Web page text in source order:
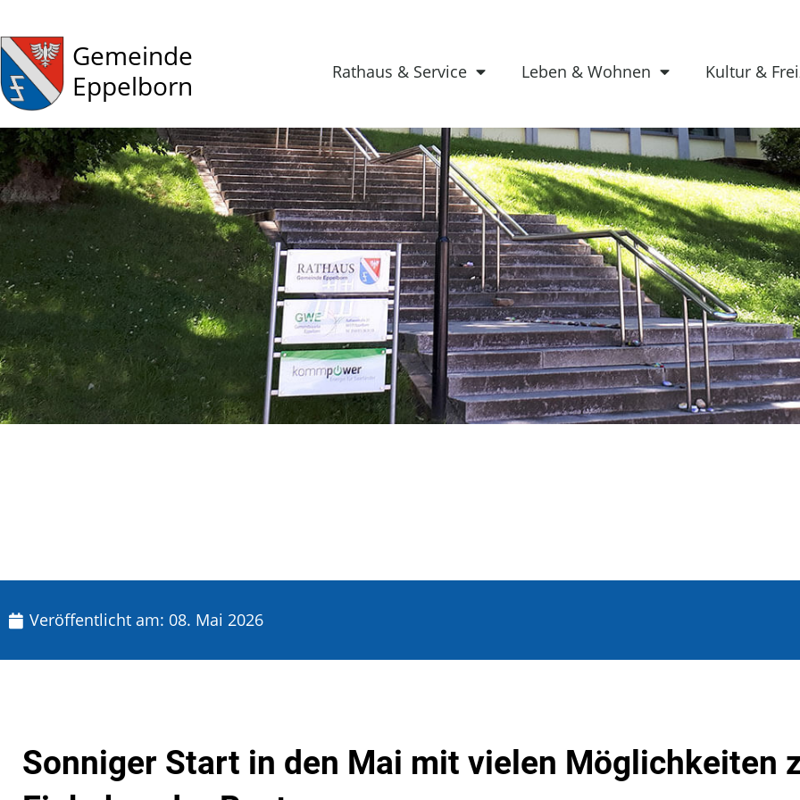
Gemeinde
Eppelborn
Rathaus & Service Leben & Wohnen Kultur &
Veröffentlicht am: 08. Mai 2026
Sonniger Start in den Mai mit vielen Möglichkeiten